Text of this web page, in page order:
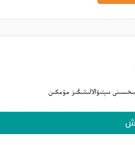
سېتىۋالالىشىڭىز مۇمكىن